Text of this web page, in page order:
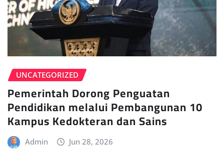
UNCATEGORIZED
Pemerintah Dorong Penguatan
Pendidikan melalui Pembangunan 10
Kampus Kedokteran dan Sains
Admin Jun 28, 2026